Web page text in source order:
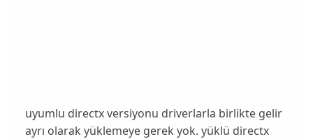
uyumlu directx versiyonu driverlarla birlikte gelir
ayrı olarak yüklemeye gerek yok. yüklü directx